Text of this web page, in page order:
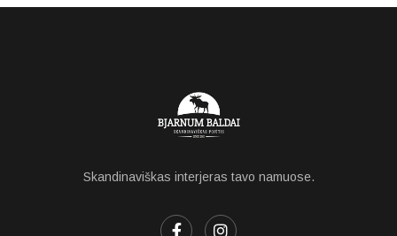
Skandinaviškas interjeras tavo namuose.